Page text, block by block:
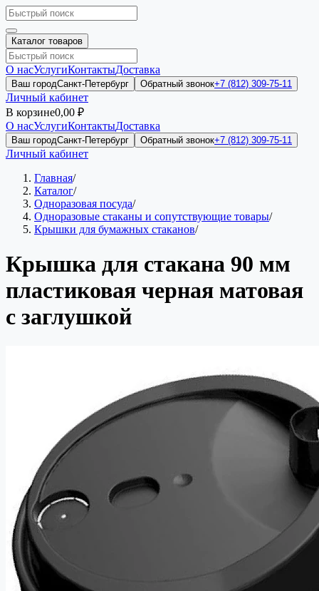
Каталог товаров
О насУслугиКонтактыДоставка
Ваш городСанкт-Петербург Обратный звонок+7 (812) 309-75-11
Личный кабинет
В корзине0,00 ₽
О насУслугиКонтактыДоставка
Ваш городСанкт-Петербург Обратный звонок+7 (812) 309-75-11
Личный кабинет
Главная/
Каталог/
Одноразовая посуда/
Одноразовые стаканы и сопутствующие товары/
Крышки для бумажных стаканов/
Крышка для стакана 90 мм
пластиковая черная матовая
с заглушкой